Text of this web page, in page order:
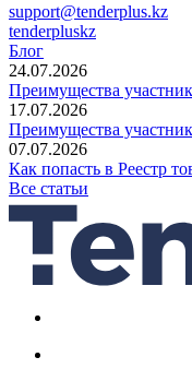
support@tenderplus.kz
tenderpluskz
Блог
24.07.2026
Преимущества
17.07.2026
Преимущества
07.07.2026
Как попасть в Реестр
Все статьи